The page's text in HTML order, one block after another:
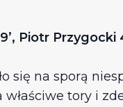
Piotr
się na sporą
tory i